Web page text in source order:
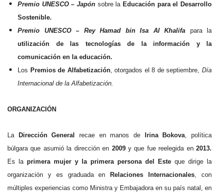
Premio UNESCO – Japón sobre la Educación para el Desarrollo
Sostenible.
Premio UNESCO – Rey Hamad bin Isa Al Khalifa para la
utilización de las tecnologías de la información y la
comunicación en la educación.
Los Premios de Alfabetización, otorgados el 8 de septiembre,Día
Internacional de la Alfabetización.
ORGANIZACIÓN
La Dirección General recae en manos de Irina Bokova, política
búlgara que asumió la dirección en 2009y que fue reelegida en 2013.
Es la primera mujer y la primera persona del Este que dirige la
organización y es graduada en
Relaciones Internacionales, con
múltiples experiencias como Ministra y Embajadora en su país natal, en